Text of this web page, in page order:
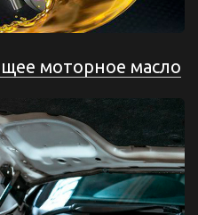
моторное масло